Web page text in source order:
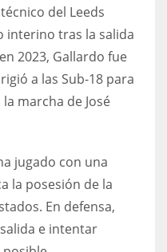
del Leeds
interino tras la salida
2023, Gallardo fue
a las Sub-18 para
marcha de José
jugado con una
la posesión de la
En defensa,
e intentar